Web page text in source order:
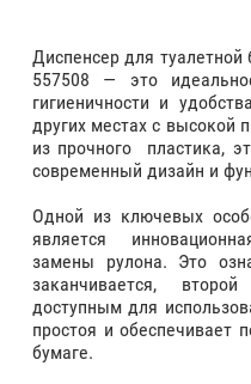
Диспенсер для туалетной
557508 — это
гигиеничности и
других местах с высокой
из прочного пластика,
современный дизайн и
Одной из ключевых
является
замены рулона. Это
заканчивается,
доступным для
простоя и обеспечивает
бумаге.